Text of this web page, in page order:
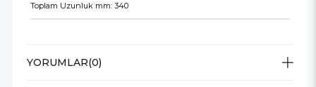
Toplam Uzunluk mm: 340
YORUMLAR(0)